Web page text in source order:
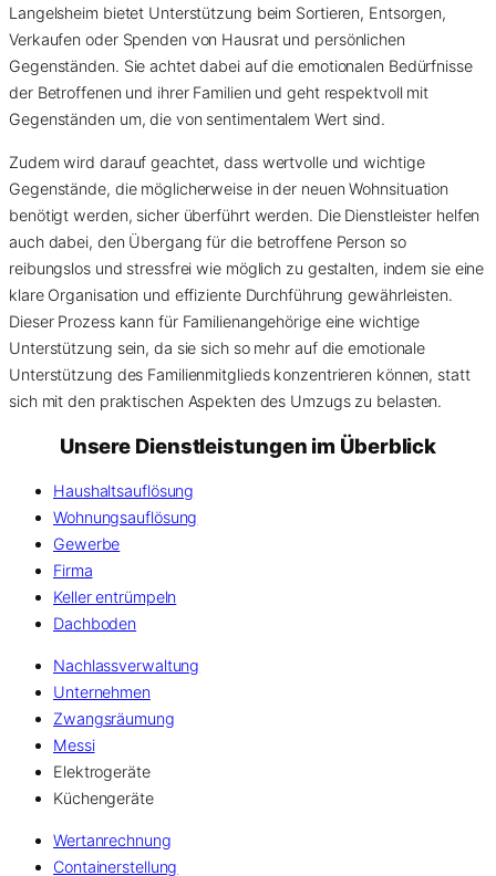
Langelsheim bietet Unterstützung beim Sortieren, Entsorgen,
Verkaufen oder Spenden von Hausrat und persönlichen
Gegenständen. Sie achtet dabei auf die emotionalen Bedürfnisse
der Betroffenen und ihrer Familien und geht respektvoll mit
Gegenständen um, die von sentimentalem Wert sind.
Zudem wird darauf geachtet, dass wertvolle und wichtige
Gegenstände, die möglicherweise in der neuen Wohnsituation
benötigt werden, sicher überführt werden. Die Dienstleister helfen
auch dabei, den Übergang für die betroffene Person so
reibungslos und stressfrei wie möglich zu gestalten, indem sie eine
klare Organisation und effiziente Durchführung gewährleisten.
Dieser Prozess kann für Familienangehörige eine wichtige
Unterstützung sein, da sie sich so mehr auf die emotionale
Unterstützung des Familienmitglieds konzentrieren können, statt
sich mit den praktischen Aspekten des Umzugs zu belasten.
Unsere Dienstleistungen im Überblick
Haushaltsauflösung
Wohnungsauflösung
Gewerbe
Firma
Keller entrümpeln
Dachboden
Nachlassverwaltung
Unternehmen
Zwangsräumung
Messi
Elektrogeräte
Küchengeräte
Wertanrechnung
Containerstellung